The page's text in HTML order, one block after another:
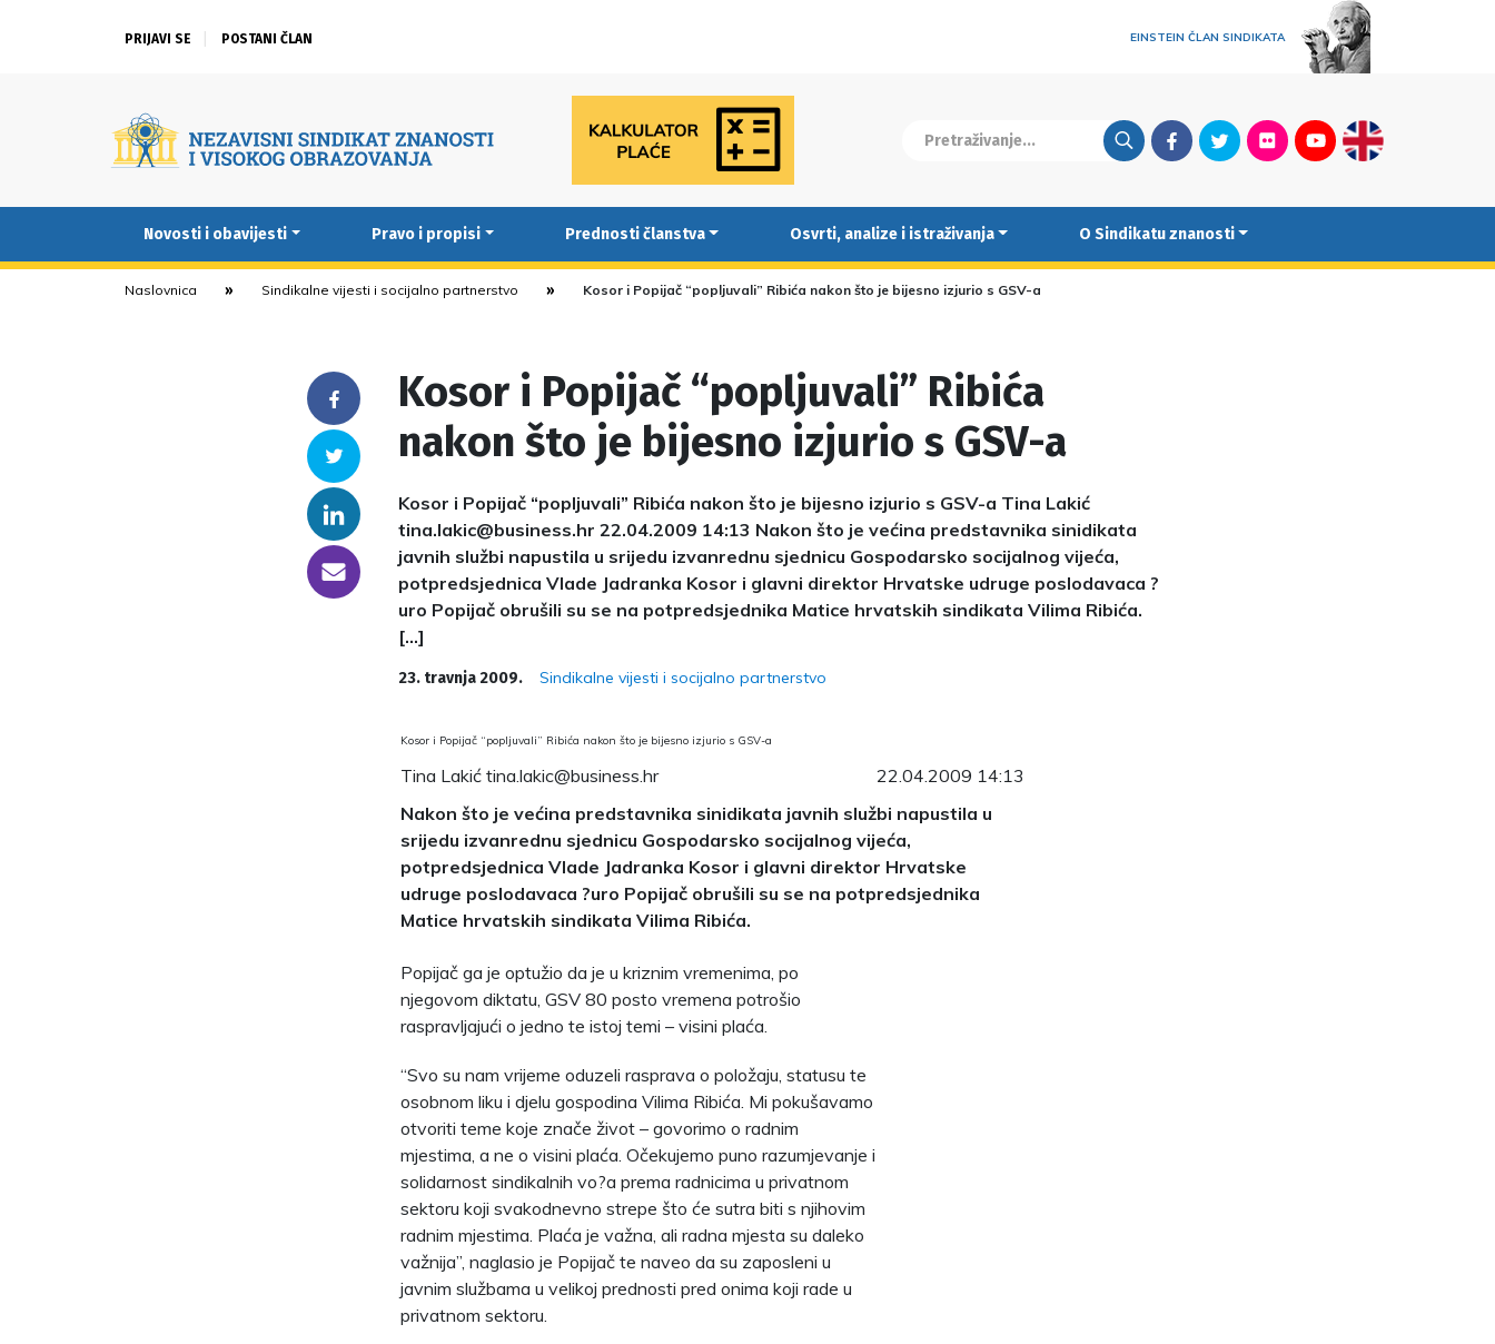
PRIJAVI SE POSTANI ČLAN EINSTEIN ČLAN SINDIKATA
FacebookTwitterFlickrYoutubeEnglish
Novosti i obavijesti Pravo i propisi Prednosti članstva Osvrti, analize i istraživanja O Sindikatu znanosti
Naslovnica Sindikalne vijesti i socijalno partnerstvo Kosor i Popijač “popljuvali” Ribića nakon što je bijesno izjurio s GSV-a
Facebook
Twitter
Linkedin
someone@yoursite.com
Kosor i Popijač “popljuvali” Ribića
nakon što je bijesno izjurio s GSV-a
Kosor i Popijač “popljuvali” Ribića nakon što je bijesno izjurio s GSV-a Tina Lakić
tina.lakic@business.hr 22.04.2009 14:13 Nakon što je većina predstavnika sinidikata
javnih službi napustila u srijedu izvanrednu sjednicu Gospodarsko socijalnog vijeća,
potpredsjednica Vlade Jadranka Kosor i glavni direktor Hrvatske udruge poslodavaca ?
uro Popijač obrušili su se na potpredsjednika Matice hrvatskih sindikata Vilima Ribića.
[…]
23. travnja 2009. Sindikalne vijesti i socijalno partnerstvo
Kosor i Popijač “popljuvali” Ribića nakon što je bijesno izjurio s GSV-a
Tina Lakić tina.lakic@business.hr
22.04.2009 14:13
Nakon što je većina predstavnika sinidikata javnih službi napustila u
srijedu izvanrednu sjednicu Gospodarsko socijalnog vijeća,
potpredsjednica Vlade Jadranka Kosor i glavni direktor Hrvatske
udruge poslodavaca ?uro Popijač obrušili su se na potpredsjednika
Matice hrvatskih sindikata Vilima Ribića.
Popijač ga je optužio da je u kriznim vremenima, po
njegovom diktatu, GSV 80 posto vremena potrošio
raspravljajući o jedno te istoj temi – visini plaća.
“Svo su nam vrijeme oduzeli rasprava o položaju, statusu te
osobnom liku i djelu gospodina Vilima Ribića. Mi pokušavamo
otvoriti teme koje znače život – govorimo o radnim
mjestima, a ne o visini plaća. Očekujemo puno razumjevanje i
solidarnost sindikalnih vo?a prema radnicima u privatnom
sektoru koji svakodnevno strepe što će sutra biti s njihovim
radnim mjestima. Plaća je važna, ali radna mjesta su daleko
važnija”, naglasio je Popijač te naveo da su zaposleni u
javnim službama u velikoj prednosti pred onima koji rade u
privatnom sektoru.